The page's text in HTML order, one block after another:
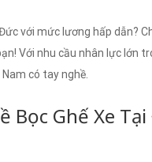
với mức lương hấp dẫn?
Với nhu cầu nhân lực lớn
có tay nghề.
Bọc Ghế Xe